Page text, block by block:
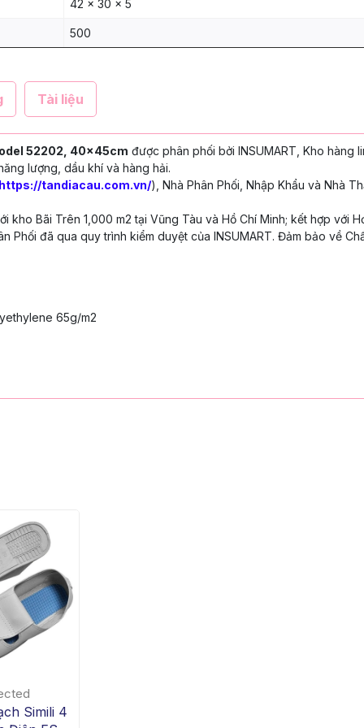
42 x 30 x 5
500
Tài liệu
52202, 40x45cm được phân phối bởi INSUMART, Kho hàng
lượng, dầu khí và hàng hải.
https://tandiacau.com.vn/), Nhà Phân Phối, Nhập Khẩu và Nhà
kho Bãi Trên 1,000 m2 tại Vũng Tàu và Hồ Chí Minh; kết hợp với
Phối đã qua quy trình kiểm duyệt của INSUMART. Đảm bảo về
65g/m2
Simili 4